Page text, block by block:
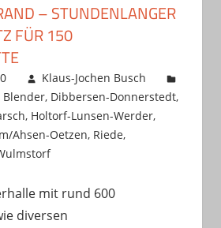
– STUNDENLANGER
FÜR 150 E
Klaus-Jochen Busch
Blender, Dibbersen-Donnerstedt,
, Holtorf-Lunsen-Werder,
Ahsen-Oetzen, Riede,
mit rund 600
diversen